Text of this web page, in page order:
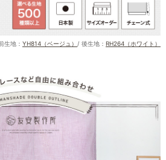
生地：YH814（ベージュ） / 後生地： RH264（ホワイト）